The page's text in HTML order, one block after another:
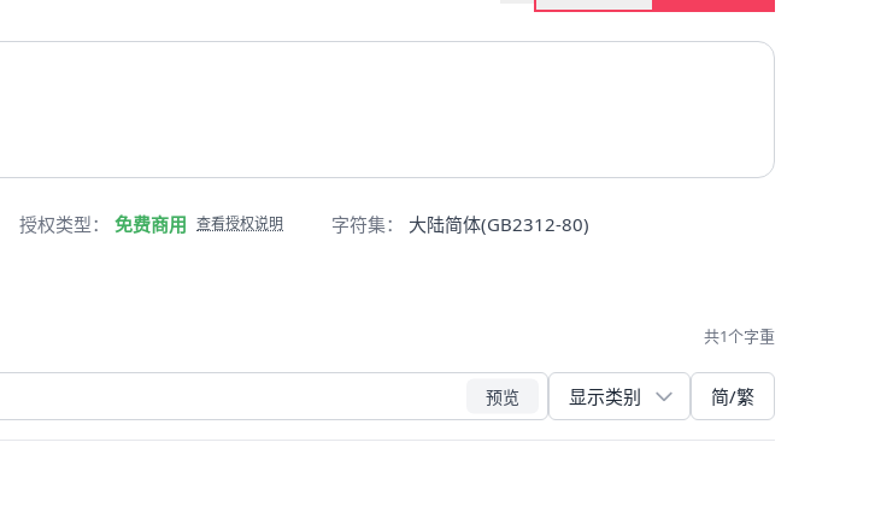
授权类型： 免费商用 查看授权说明 字符集： 大陆简体(GB2312-80)
共1个字重
预览 简/繁